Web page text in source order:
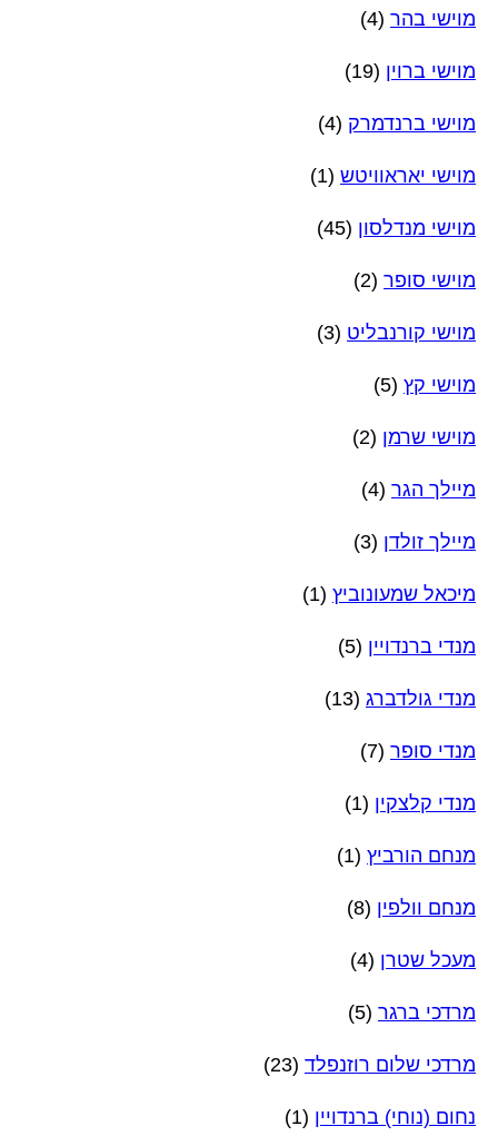
מוישי בהר (4)
מוישי ברוין (19)
מוישי ברנדמרק (4)
מוישי יאראוויטש (1)
מוישי מנדלסון (45)
מוישי סופר (2)
מוישי קורנבליט (3)
מוישי קץ (5)
מוישי שרמן (2)
מיילך הגר (4)
מיילך זולדן (3)
מיכאל שמעונוביץ (1)
מנדי ברנדויין (5)
מנדי גולדברג (13)
מנדי סופר (7)
מנדי קלצקין (1)
מנחם הורביץ (1)
מנחם וולפין (8)
מעכל שטרן (4)
מרדכי ברגר (5)
מרדכי שלום רוזנפלד (23)
נחום (נוחי) ברנדויין (1)